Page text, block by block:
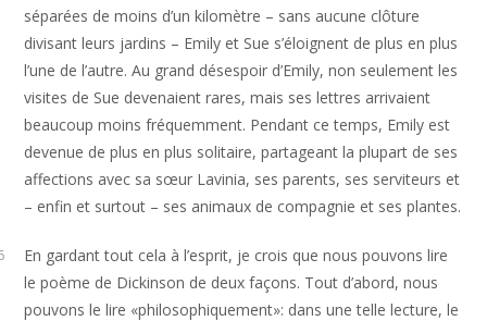
séparées de moins d’un kilomètre – sans aucune clôture
divisant leurs jardins – Emily et Sue s’éloignent de plus en plus
l’une de l’autre. Au grand désespoir d’Emily, non seulement les
visites de Sue devenaient rares, mais ses lettres arrivaient
beaucoup moins fréquemment. Pendant ce temps, Emily est
devenue de plus en plus solitaire, partageant la plupart de ses
affections avec sa sœur Lavinia, ses parents, ses serviteurs et
– enfin et surtout – ses animaux de compagnie et ses plantes.
En gardant tout cela à l’esprit, je crois que nous pouvons lire
le poème de Dickinson de deux façons. Tout d’abord, nous
pouvons le lire «philosophiquement»: dans une telle lecture, le